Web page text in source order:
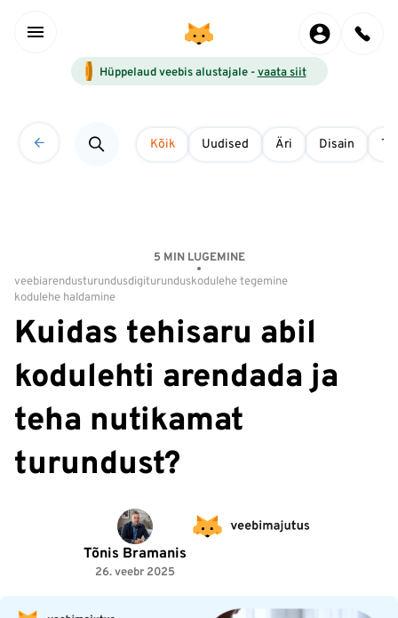
Hüppelaud veebis alustajale -vaata siit
Kõik Uudised Äri Disain
5 MIN LUGEMINE
veebiarendusturundusdigiturunduskodulehe tegemine
kodulehe haldamine
Kuidas tehisaru abil
kodulehti arendada ja
teha nutikamat
turundust?
Tõnis Bramanis
26. veebr 2025